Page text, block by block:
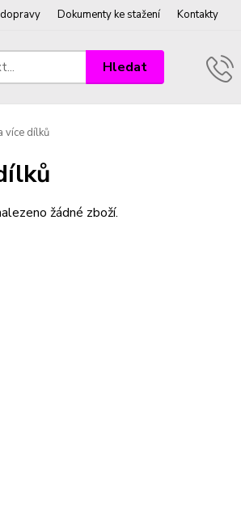
Dokumenty ke stažení Kontakty
Hledat
více dílků
žádné zboží.